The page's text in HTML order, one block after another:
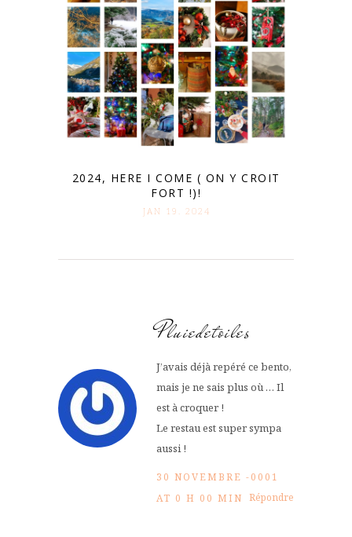
2024, HERE I COME ( ON Y CROIT
FORT !)!
JAN 19. 2024
Pluiedetoiles
J’avais déjà repéré ce bento,
mais je ne sais plus où … Il
est à croquer !
Le restau est super sympa
aussi !
30 NOVEMBRE -0001
AT 0 H 00 MIN Répondre